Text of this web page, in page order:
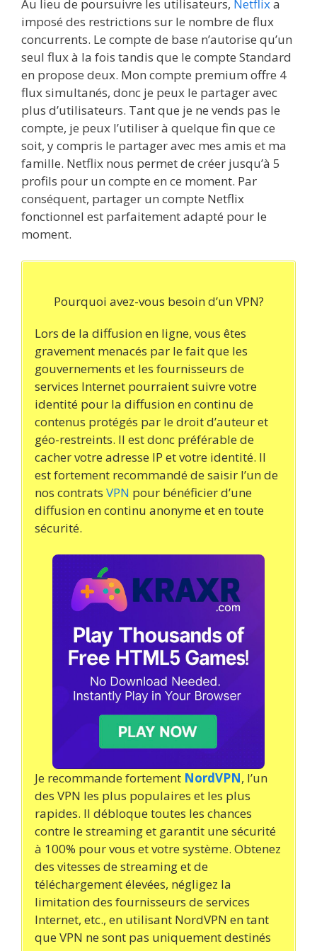
Au lieu de poursuivre les utilisateurs, Netflixa
imposé des restrictions sur le nombre de flux
concurrents. Le compte de base n’autorise qu’un
seul flux à la fois tandis que le compte Standard
en propose deux. Mon compte premium offre 4
flux simultanés, donc je peux le partager avec
plus d’utilisateurs. Tant que je ne vends pas le
compte, je peux l’utiliser à quelque fin que ce
soit, y compris le partager avec mes amis et ma
famille. Netflix nous permet de créer jusqu’à 5
profils pour un compte en ce moment. Par
conséquent, partager un compte Netflix
fonctionnel est parfaitement adapté pour le
moment.
Pourquoi avez-vous besoin d’un VPN?
Lors de la diffusion en ligne, vous êtes
gravement menacés par le fait que les
gouvernements et les fournisseurs de
services Internet pourraient suivre votre
identité pour la diffusion en continu de
contenus protégés par le droit d’auteur et
géo-restreints. Il est donc préférable de
cacher votre adresse IP et votre identité. Il
est fortement recommandé de saisir l’un de
nos contrats VPN pour bénéficier d’une
diffusion en continu anonyme et en toute
sécurité.
Je recommande fortement NordVPN, l’un
des VPN les plus populaires et les plus
rapides. Il débloque toutes les chances
contre le streaming et garantit une sécurité
à 100% pour vous et votre système. Obtenez
des vitesses de streaming et de
téléchargement élevées, négligez la
limitation des fournisseurs de services
Internet, etc., en utilisant NordVPN en tant
que VPN ne sont pas uniquement destinés